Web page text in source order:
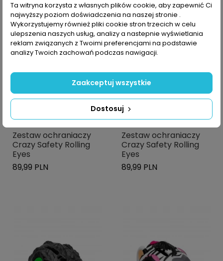
-10% z kodem MOVE
Zestaw ochraniaczy
Crazy Safety Rolling
Eyes
89,99 PLN
-10% z kodem MOVE
Zestaw ochraniaczy
Crazy Safety Rolling
Eyes
89,99 PLN
Ta witryna korzysta z własnych plików cookie, aby zapewnić Ci
najwyższy poziom doświadczenia na naszej stronie .
Wykorzystujemy również pliki cookie stron trzecich w celu
ulepszenia naszych usług, analizy a nastepnie wyświetlania
reklam związanych z Twoimi preferencjami na podstawie
analizy Twoich zachowań podczas nawigacji.
Dostosuj
Zaakceptuj wszystkie